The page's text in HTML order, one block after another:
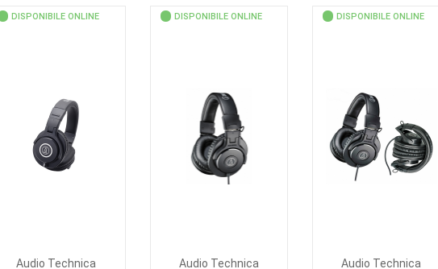
DISPONIBILE ONLINE
Audio Technica
DISPONIBILE ONLINE
Audio Technica
DISPONIBILE ONLINE
Audio Technica